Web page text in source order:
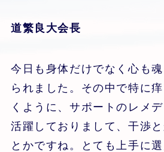
道繁良大会長
今日も身体だけでなく心も
られました。その中で特に
くように、サポートのレメ
活躍しておりまして、干渉
とかですね。とても上手に選